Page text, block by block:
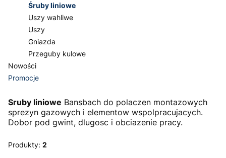
Śruby liniowe
Uszy wahliwe
Uszy
Gniazda
Przeguby kulowe
Nowości
Promocje
Sruby liniowe Bansbach do polaczen montazowych
sprezyn gazowych i elementow wspolpracujacych.
Dobor pod gwint, dlugosc i obciazenie pracy.
Produkty: 2